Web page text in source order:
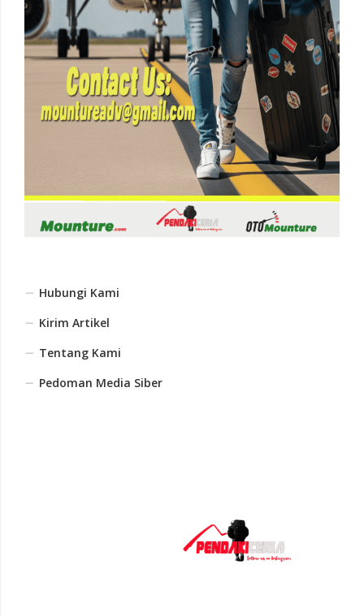
Hubungi Kami
Kirim Artikel
Tentang Kami
Pedoman Media Siber